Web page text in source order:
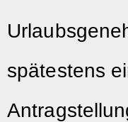
spätestens